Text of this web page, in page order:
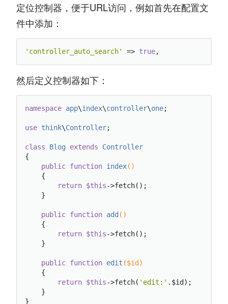
定位控制器，便于URL访问，例如首先在配置文
件中添加：
'controller_auto_search' => true
然后定义控制器如下：
namespace app\index\controller\one;
use think\Controller;
class Blog extends
Controller
{
public function index()
{
return $this->fetch();
    }
public function add ()
{
return $this->fetch();
    }
public function edit ($id)
{
return $this->fetch( 'edit:' .$id);
    }